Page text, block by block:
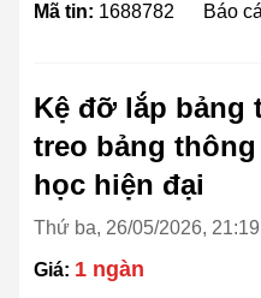
Mã tin: 1688782 Báo
Kệ đỡ lắp bảng
treo bảng
học hiện đại
Thứ ba, 26/05/2026, 21:19
Giá: 1 ngàn